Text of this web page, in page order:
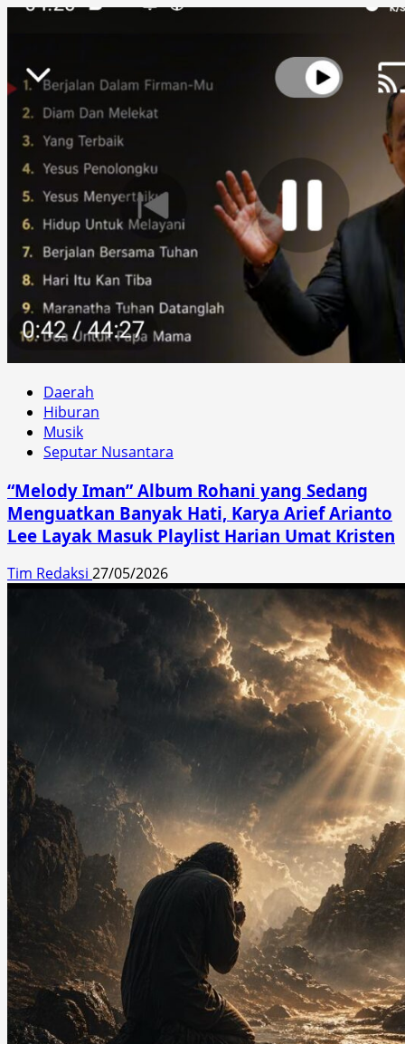
Daerah
Hiburan
Musik
Seputar Nusantara
“Melody Iman” Album Rohani yang Sedang
Menguatkan Banyak Hati, Karya Arief Arianto
Lee Layak Masuk Playlist Harian Umat Kristen
Tim Redaksi 27/05/2026